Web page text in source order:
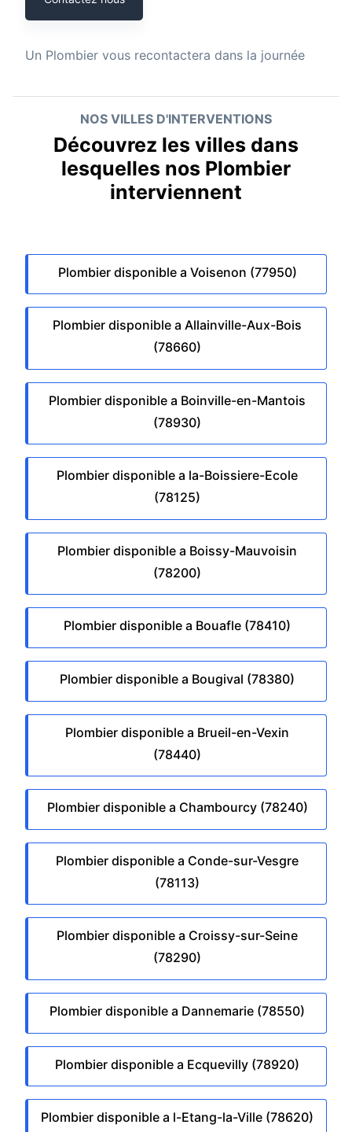
Un Plombier vous recontactera dans la journée
NOS VILLES D'INTERVENTIONS
Découvrez les villes dans
lesquelles nos Plombier
interviennent
Plombier disponible a Voisenon (77950)
Plombier disponible a Allainville-Aux-Bois
(78660)
Plombier disponible a Boinville-en-Mantois
(78930)
Plombier disponible a la-Boissiere-Ecole
(78125)
Plombier disponible a Boissy-Mauvoisin
(78200)
Plombier disponible a Bouafle (78410)
Plombier disponible a Bougival (78380)
Plombier disponible a Brueil-en-Vexin
(78440)
Plombier disponible a Chambourcy (78240)
Plombier disponible a Conde-sur-Vesgre
(78113)
Plombier disponible a Croissy-sur-Seine
(78290)
Plombier disponible a Dannemarie (78550)
Plombier disponible a Ecquevilly (78920)
Plombier disponible a l-Etang-la-Ville (78620)